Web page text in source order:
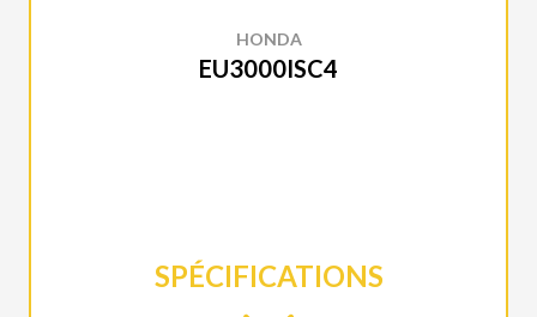
HONDA
EU3000ISC4
SPÉCIFICATIONS